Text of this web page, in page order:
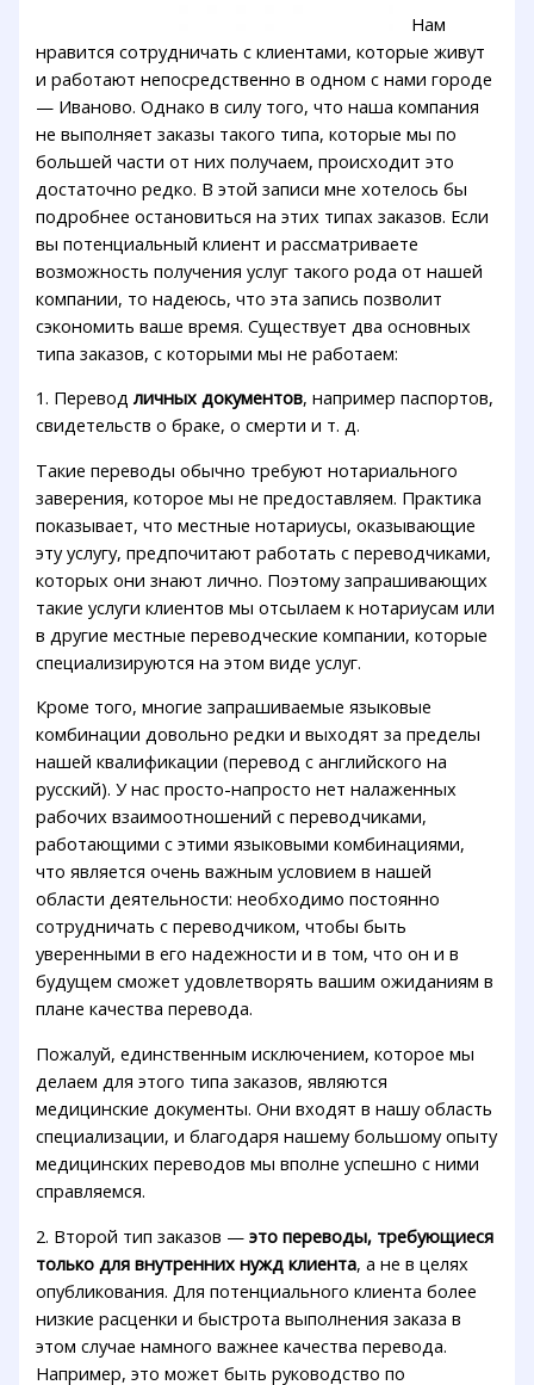
Нам
нравится сотрудничать с клиентами, которые живут
и работают непосредственно в одном с нами городе
— Иваново. Однако в силу того, что наша компания
не выполняет заказы такого типа, которые мы по
большей части от них получаем, происходит это
достаточно редко. В этой записи мне хотелось бы
подробнее остановиться на этих типах заказов. Если
вы потенциальный клиент и рассматриваете
возможность получения услуг такого рода от нашей
компании, то надеюсь, что эта запись позволит
сэкономить ваше время. Существует два основных
типа заказов, с которыми мы не работаем:
1. Переводличных документов, например паспортов,
свидетельств о браке, о смерти и т. д.
Такие переводы обычно требуют нотариального
заверения, которое мы не предоставляем. Практика
показывает, что местные нотариусы, оказывающие
эту услугу, предпочитают работать с переводчиками,
которых они знают лично. Поэтому запрашивающих
такие услуги клиентов мы отсылаем к нотариусам или
в другие местные переводческие компании, которые
специализируются на этом виде услуг.
Кроме того, многие запрашиваемые языковые
комбинации довольно редки и выходят за пределы
нашей квалификации (перевод с английского на
русский). У нас просто-напросто нет налаженных
рабочих взаимоотношений с переводчиками,
работающими с этими языковыми комбинациями,
что является очень важным условием в нашей
области деятельности: необходимо постоянно
сотрудничать с переводчиком, чтобы быть
уверенными в его надежности и в том, что он и в
будущем сможет удовлетворять вашим ожиданиям в
плане качества перевода.
Пожалуй, единственным исключением, которое мы
делаем для этого типа заказов, являются
медицинские документы. Они входят в нашу область
специализации, и благодаря нашему большому опыту
медицинских переводов мы вполне успешно с ними
справляемся.
2. Второй тип заказов —это переводы, требующиеся
только для внутренних нужд клиента, а не в целях
опубликования. Для потенциального клиента более
низкие расценки и быстрота выполнения заказа в
этом случае намного важнее качества перевода.
Например, это может быть руководство по